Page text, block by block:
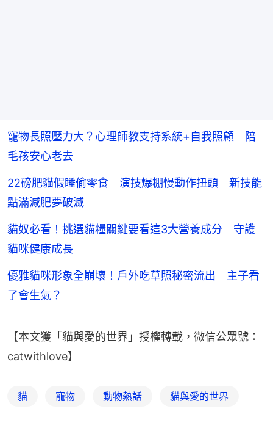
寵物長照壓力大？心理師教支持系統+自我照顧 陪
毛孩安心老去
22磅肥貓假睡偷零食 演技爆棚慢動作扭頭 新技能
點滿減肥夢破滅
貓奴必看！挑選貓糧關鍵要看這3大營養成分 守護
貓咪健康成長
優雅貓咪形象全崩壞！戶外吃草照秘密流出 主子看
了會生氣？
【本文獲「貓與愛的世界」授權轉載，微信公眾號：
catwithlove】
貓 寵物 動物熱話 貓與愛的世界